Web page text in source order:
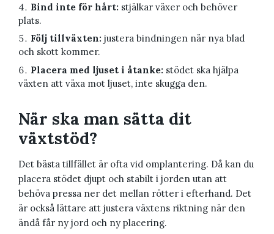
Bind inte för hårt: stjälkar växer och behöver
plats.
Följ tillväxten: justera bindningen när nya blad
och skott kommer.
Placera med ljuset i åtanke: stödet ska hjälpa
växten att växa mot ljuset, inte skugga den.
När ska man sätta dit
växtstöd?
Det bästa tillfället är ofta vid omplantering. Då kan du
placera stödet djupt och stabilt i jorden utan att
behöva pressa ner det mellan rötter i efterhand. Det
är också lättare att justera växtens riktning när den
ändå får ny jord och ny placering.